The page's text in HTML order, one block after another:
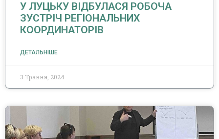
У ЛУЦЬКУ ВІДБУЛАСЯ РОБОЧА
ЗУСТРІЧ РЕГІОНАЛЬНИХ
КООРДИНАТОРІВ
ДЕТАЛЬНІШЕ
3 Травня, 2024